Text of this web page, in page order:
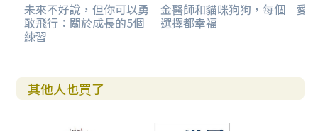
未來不好說，但你可以勇
敢飛行：關於成長的5個
練習
金醫師和貓咪狗狗，每個
選擇都幸福
愛
其他人也買了